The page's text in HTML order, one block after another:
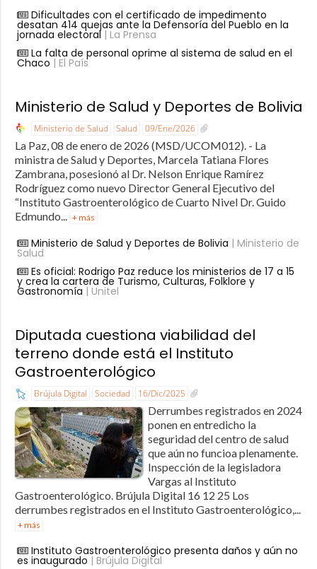
Dificultades con el certificado de impedimento
desatan 414 quejas ante la Defensoría del Pueblo en la
jornada electoral| La Prensa
La falta de personal oprime al sistema de salud en el
Chaco | El País
Ministerio de Salud y Deportes de Bolivia
Ministerio de Salud Salud 09/Ene/2026
La Paz, 08 de enero de 2026 (MSD/UCOM012). - La
ministra de Salud y Deportes, Marcela Tatiana Flores
Zambrana, posesionó al Dr. Nelson Enrique Ramírez
Rodríguez como nuevo Director General Ejecutivo del
“Instituto Gastroenterológico de Cuarto Nivel Dr. Guido
Edmundo... + más
Ministerio de Salud y Deportes de Bolivia | Ministerio de
Salud
Es oficial: Rodrigo Paz reduce los ministerios de 17 a 15
y crea la cartera de Turismo, Culturas, Folklore y
Gastronomía | Unitel
Diputada cuestiona viabilidad del
terreno donde está el Instituto
Gastroenterológico
Brújula Digital Sociedad 16/Dic/2025
Derrumbes registrados en 2024
ponen en entredicho la
seguridad del centro de salud
que aún no funcioa plenamente.
Inspección de la legisladora
Vargas al Instituto
Gastroenterológico. Brújula Digital 16 12 25 Los
derrumbes registrados en el Instituto Gastroenterológico,...
+ más
Instituto Gastroenterológico presenta daños y aún no
es inaugurado | Brújula Digital